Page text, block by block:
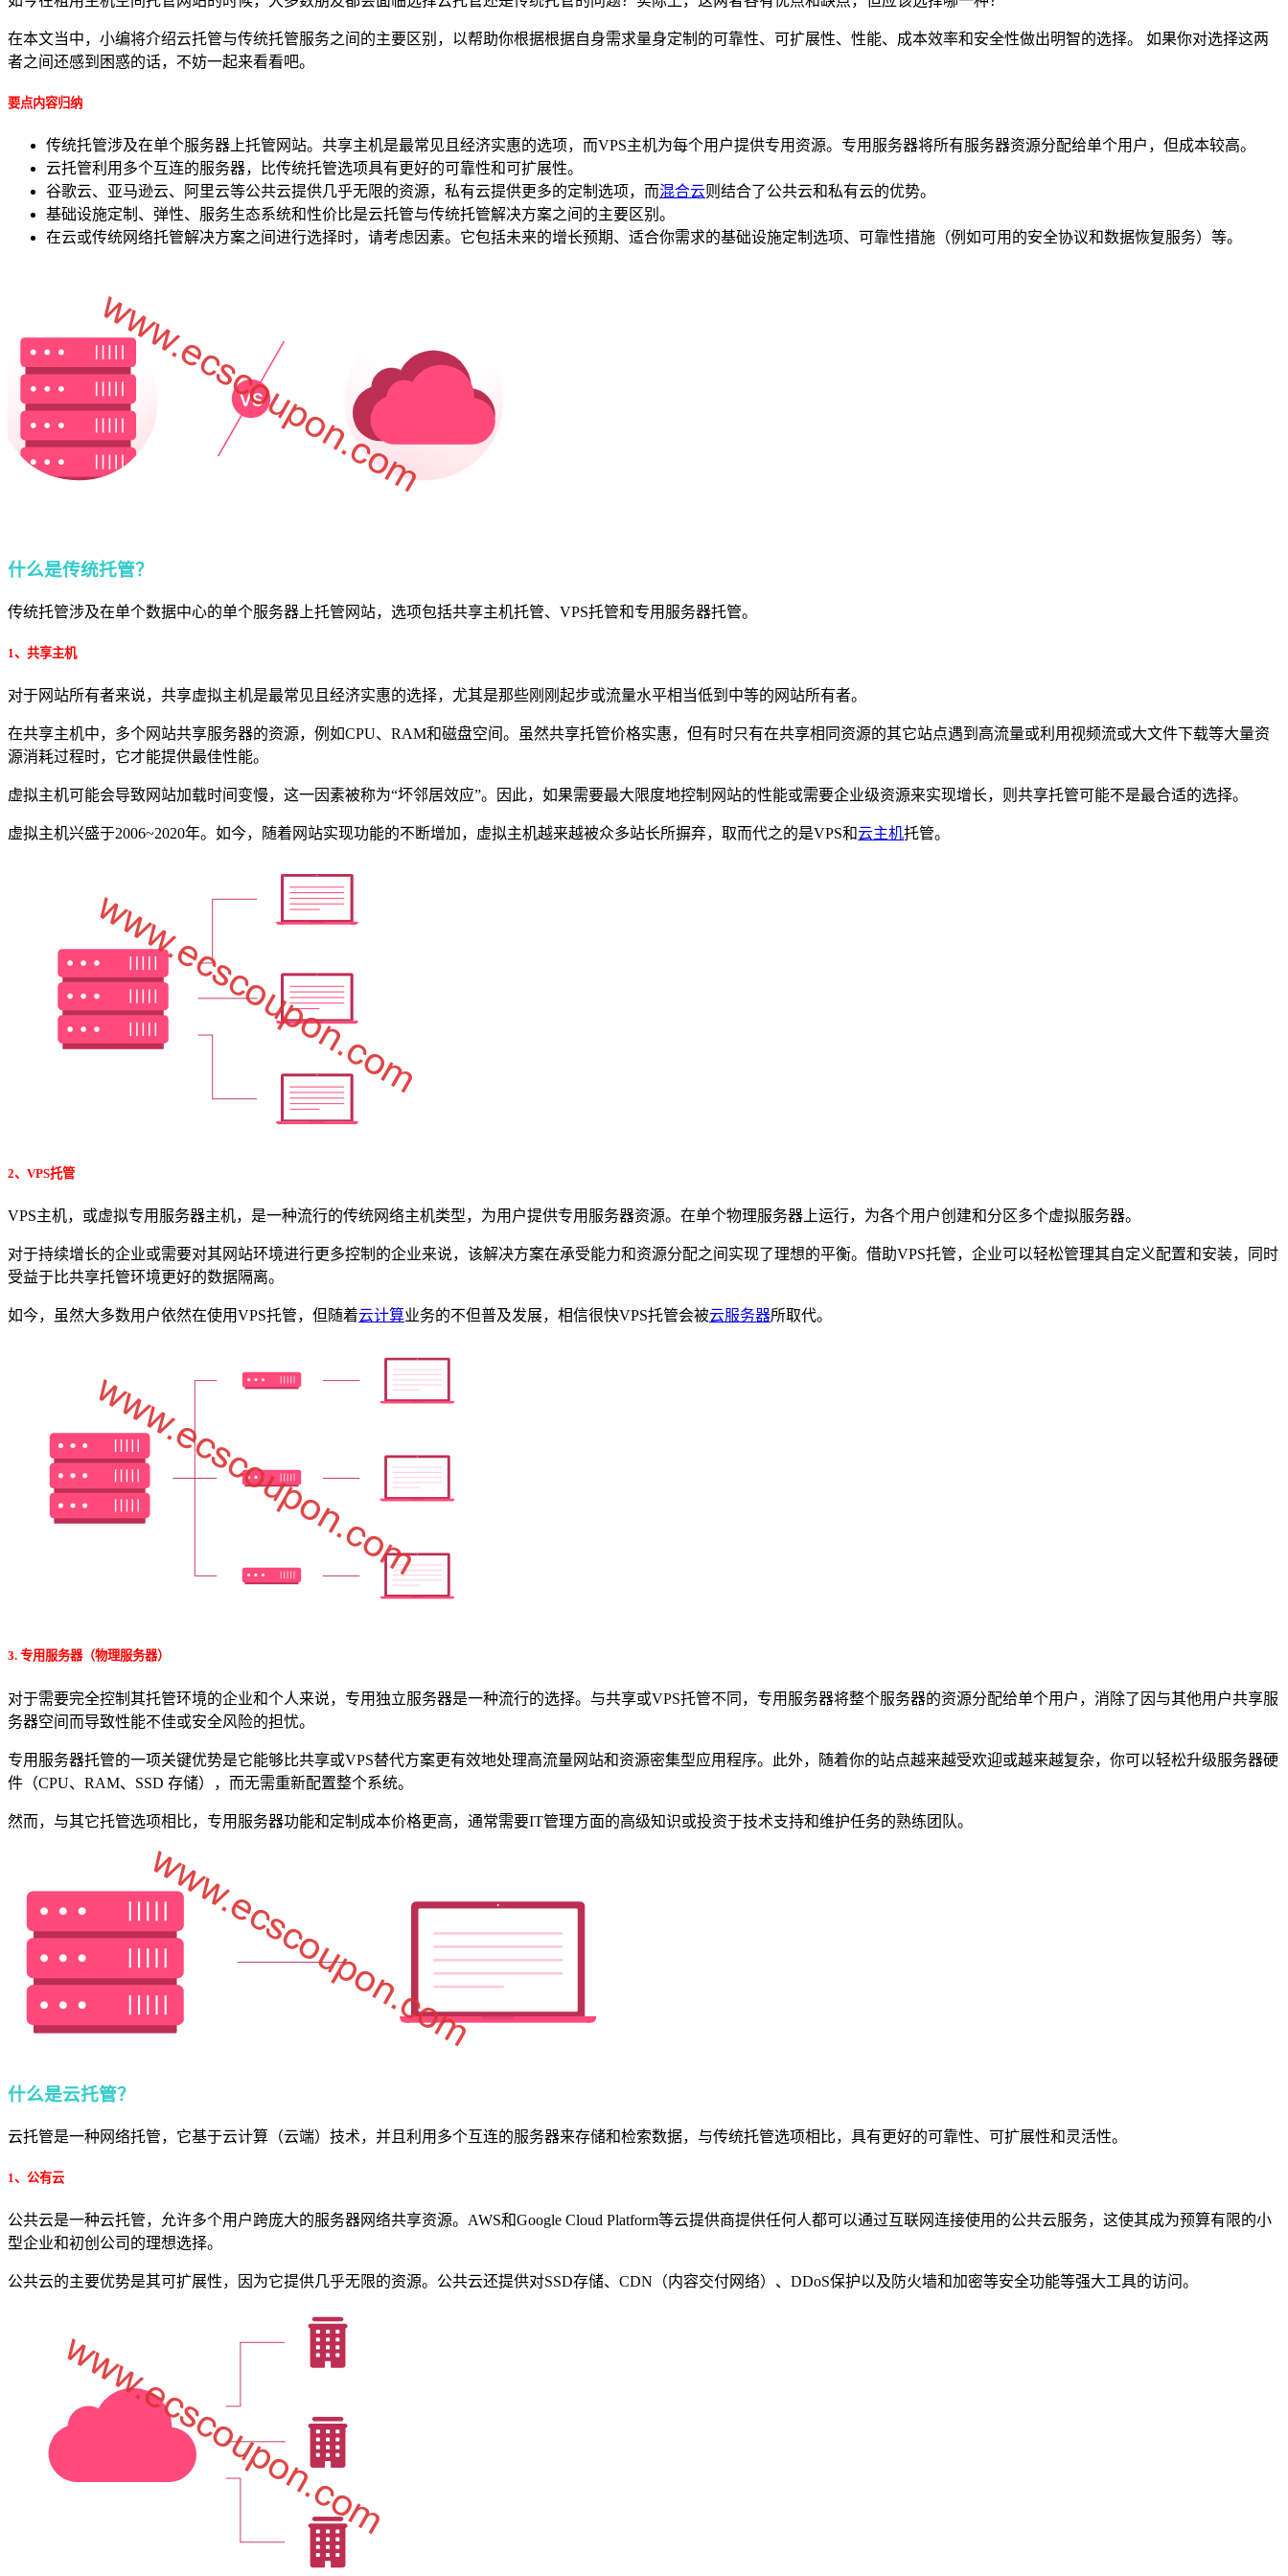
在本文当中，小编将介绍云托管与传统托管服务之间的主要区别，以帮助你根据根据自身需求量身定制的可靠性、可扩展性、性能、成本效率和安全性做出明智的选择。 如果你对选择这两
者之间还感到困惑的话，不妨一起来看看吧。
要点内容归纳
传统托管涉及在单个服务器上托管网站。共享主机是最常见且经济实惠的选项，而VPS主机为每个用户提供专用资源。专用服务器将所有服务器资源分配给单个用户，但成本较高。
云托管利用多个互连的服务器，比传统托管选项具有更好的可靠性和可扩展性。
谷歌云、亚马逊云、阿里云等公共云提供几乎无限的资源，私有云提供更多的定制选项，而混合云则结合了公共云和私有云的优势。
基础设施定制、弹性、服务生态系统和性价比是云托管与传统托管解决方案之间的主要区别。
在云或传统网络托管解决方案之间进行选择时，请考虑因素。它包括未来的增长预期、适合你需求的基础设施定制选项、可靠性措施（例如可用的安全协议和数据恢复服务）等。
什么是传统托管？
传统托管涉及在单个数据中心的单个服务器上托管网站，选项包括共享主机托管、VPS托管和专用服务器托管。
1、共享主机
对于网站所有者来说，共享虚拟主机是最常见且经济实惠的选择，尤其是那些刚刚起步或流量水平相当低到中等的网站所有者。
在共享主机中，多个网站共享服务器的资源，例如CPU、RAM和磁盘空间。虽然共享托管价格实惠，但有时只有在共享相同资源的其它站点遇到高流量或利用视频流或大文件下载等大量资
源消耗过程时，它才能提供最佳性能。
虚拟主机可能会导致网站加载时间变慢，这一因素被称为“坏邻居效应”。因此，如果需要最大限度地控制网站的性能或需要企业级资源来实现增长，则共享托管可能不是最合适的选择。
虚拟主机兴盛于2006~2020年。如今，随着网站实现功能的不断增加，虚拟主机越来越被众多站长所摒弃，取而代之的是VPS和云主机托管。
2、VPS托管
VPS主机，或虚拟专用服务器主机，是一种流行的传统网络主机类型，为用户提供专用服务器资源。在单个物理服务器上运行，为各个用户创建和分区多个虚拟服务器。
对于持续增长的企业或需要对其网站环境进行更多控制的企业来说，该解决方案在承受能力和资源分配之间实现了理想的平衡。借助VPS托管，企业可以轻松管理其自定义配置和安装，同时
受益于比共享托管环境更好的数据隔离。
如今，虽然大多数用户依然在使用VPS托管，但随着云计算业务的不但普及发展，相信很快VPS托管会被云服务器所取代。
3. 专用服务器（物理服务器）
对于需要完全控制其托管环境的企业和个人来说，专用独立服务器是一种流行的选择。与共享或VPS托管不同，专用服务器将整个服务器的资源分配给单个用户，消除了因与其他用户共享服
务器空间而导致性能不佳或安全风险的担忧。
专用服务器托管的一项关键优势是它能够比共享或VPS替代方案更有效地处理高流量网站和资源密集型应用程序。此外，随着你的站点越来越受欢迎或越来越复杂，你可以轻松升级服务器硬
件（CPU、RAM、SSD 存储），而无需重新配置整个系统。
然而，与其它托管选项相比，专用服务器功能和定制成本价格更高，通常需要IT管理方面的高级知识或投资于技术支持和维护任务的熟练团队。
什么是云托管？
云托管是一种网络托管，它基于云计算（云端）技术，并且利用多个互连的服务器来存储和检索数据，与传统托管选项相比，具有更好的可靠性、可扩展性和灵活性。
1、公有云
公共云是一种云托管，允许多个用户跨庞大的服务器网络共享资源。AWS和Google Cloud Platform等云提供商提供任何人都可以通过互联网连接使用的公共云服务，这使其成为预算有限的小
型企业和初创公司的理想选择。
公共云的主要优势是其可扩展性，因为它提供几乎无限的资源。公共云还提供对SSD存储、CDN（内容交付网络）、DDoS保护以及防火墙和加密等安全功能等强大工具的访问。